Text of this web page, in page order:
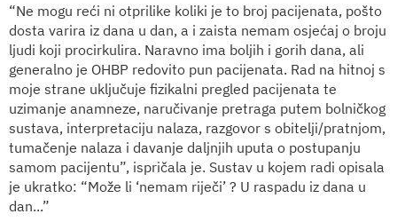
“Ne mogu reći ni otprilike koliki je to broj pacijenata, pošto
dosta varira iz dana u dan, a i zaista nemam osjećaj o broju
ljudi koji procirkulira. Naravno ima boljih i gorih dana, ali
generalno je OHBP redovito pun pacijenata. Rad na hitnoj s
moje strane uključuje fizikalni pregled pacijenata te
uzimanje anamneze, naručivanje pretraga putem bolničkog
sustava, interpretaciju nalaza, razgovor s obitelji/pratnjom,
tumačenje nalaza i davanje daljnjih uputa o postupanju
samom pacijentu”, ispričala je. Sustav u kojem radi opisala
je ukratko: “Može li ‘nemam riječi’ ? U raspadu iz dana u
dan...”